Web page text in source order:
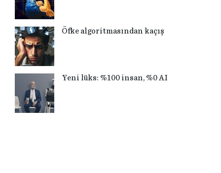
Öfke algoritmasından kaçış
Yeni lüks: %100 insan, %0 AI